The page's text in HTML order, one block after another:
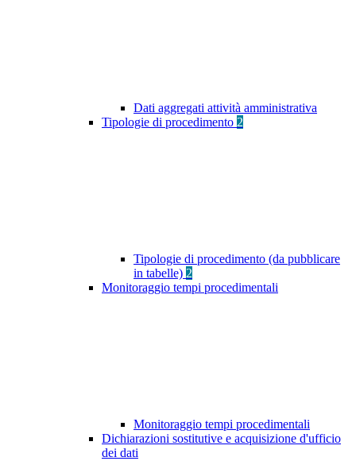
Dati aggregati attività amministrativa
Tipologie di procedimento 2
Tipologie di procedimento (da pubblicare
in tabelle) 2
Monitoraggio tempi procedimentali
Monitoraggio tempi procedimentali
Dichiarazioni sostitutive e acquisizione d'ufficio
dei dati